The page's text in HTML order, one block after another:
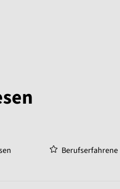
Berufserfahrene